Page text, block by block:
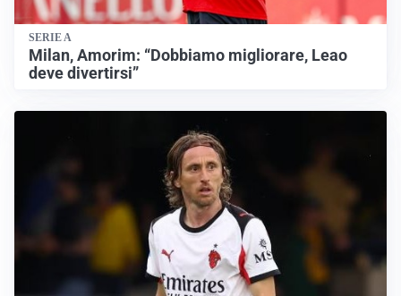
SERIE A
Milan, Amorim: “Dobbiamo migliorare, Leao
deve divertirsi”